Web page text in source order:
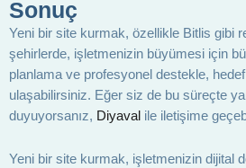
Sonuç
Yeni bir site kurmak, özellikle Bitlis gibi
şehirlerde, işletmenizin büyümesi için
planlama ve profesyonel destekle,
ulaşabilirsiniz. Eğer siz de bu süreçte
duyuyorsanız, Diyaval ile iletişime
Yeni bir site kurmak, işletmenizin dijital